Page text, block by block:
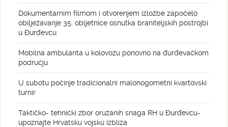
Dokumentarnim filmom i otvorenjem izložbe započelo
obilježavanje 35. obljetnice osnutka braniteljskih postrojbi
u Đurđevcu
Mobilna ambulanta u kolovozu ponovno na đurđevačkom
području
U subotu počinje tradicionalni malonogometni kvartovski
turnir
Taktičko- tehnički zbor oružanih snaga RH u Đurđevcu-
upoznajte Hrvatsku vojsku izbliza